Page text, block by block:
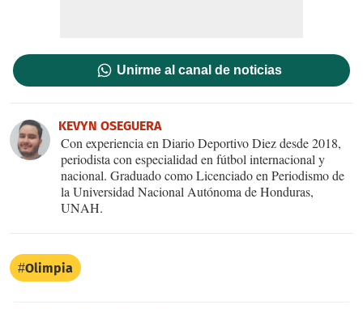
Unirme al canal de noticias
KEVYN OSEGUERA
Con experiencia en Diario Deportivo Diez desde 2018,
periodista con especialidad en fútbol internacional y
nacional. Graduado como Licenciado en Periodismo de
la Universidad Nacional Autónoma de Honduras,
UNAH.
Olimpia